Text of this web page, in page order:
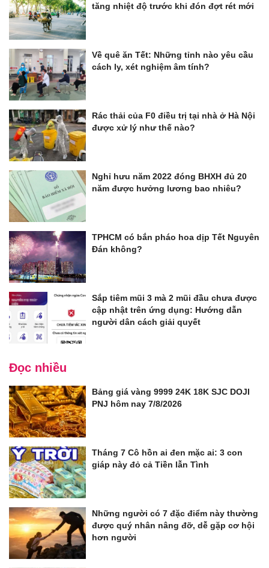
tăng nhiệt độ trước khi đón đợt rét mới
Về quê ăn Tết: Những tỉnh nào yêu cầu
cách ly, xét nghiệm âm tính?
Rác thải của F0 điều trị tại nhà ở Hà Nội
được xử lý như thế nào?
Nghỉ hưu năm 2022 đóng BHXH đủ 20
năm được hưởng lương bao nhiêu?
TPHCM có bắn pháo hoa dịp Tết Nguyên
Đán không?
Sắp tiêm mũi 3 mà 2 mũi đầu chưa được
cập nhật trên ứng dụng: Hướng dẫn
người dân cách giải quyết
Đọc nhiều
Bảng giá vàng 9999 24K 18K SJC DOJI
PNJ hôm nay 7/8/2026
Tháng 7 Cô hồn ai đen mặc ai: 3 con
giáp này đỏ cả Tiền lẫn Tình
Những người có 7 đặc điểm này thường
được quý nhân nâng đỡ, dễ gặp cơ hội
hơn người